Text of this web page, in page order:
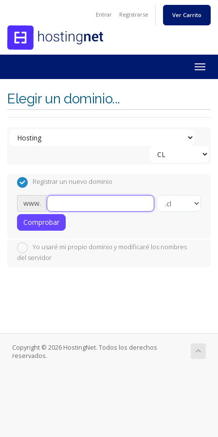
Entrar Registrarse Ver Carrito
Elegir un dominio...
Registrar un nuevo dominio
www.
Comprobar
Yo usaré mi propio dominio y modificaré los nombres
del servidor
Copyright © 2026 HostingNet. Todos los derechos
reservados.